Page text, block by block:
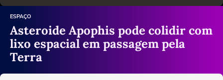
ESPAÇO
Asteroide Apophis pode colidir com
lixo espacial em passagem pela
Terra